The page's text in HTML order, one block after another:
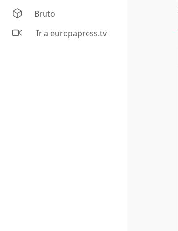
Bruto
Ir a europapress.tv